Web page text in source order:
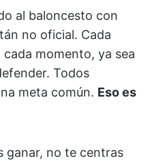
al baloncesto con
no oficial. Cada
momento, ya sea
Todos
meta común. Eso es
ganar, no te centras